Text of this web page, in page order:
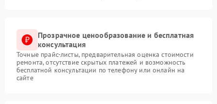
Прозрачное ценообразование и бесплатная
консультация
Точные прайс-листы, предварительная оценка стоимости
ремонта, отсутствие скрытых платежей и возможность
бесплатной консультации по телефону или онлайн на
сайте